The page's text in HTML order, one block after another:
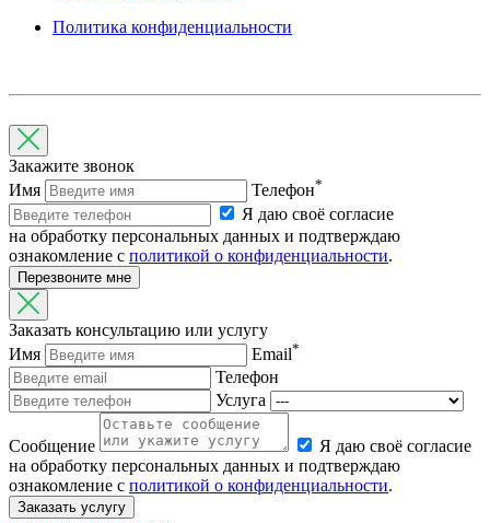
Политика конфиденциальности
Закажите звонок
Имя
Телефон*
Я даю своё согласие
на обработку персональных данных и подтверждаю
ознакомление с политикой о конфиденциальности.
Перезвоните мне
Заказать консультацию или услугу
Имя
Email*
Телефон
Услуга
Cообщение
Я даю своё согласие
на обработку персональных данных и подтверждаю
ознакомление с политикой о конфиденциальности.
Заказать услугу